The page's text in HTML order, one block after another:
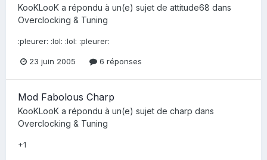
KooKLooK a répondu à un(e) sujet de attitude68 dans
Overclocking & Tuning
:pleurer: :lol: :lol: :pleurer:
23 juin 2005 6 réponses
Mod Fabolous Charp
KooKLooK a répondu à un(e) sujet de charp dans
Overclocking & Tuning
+1